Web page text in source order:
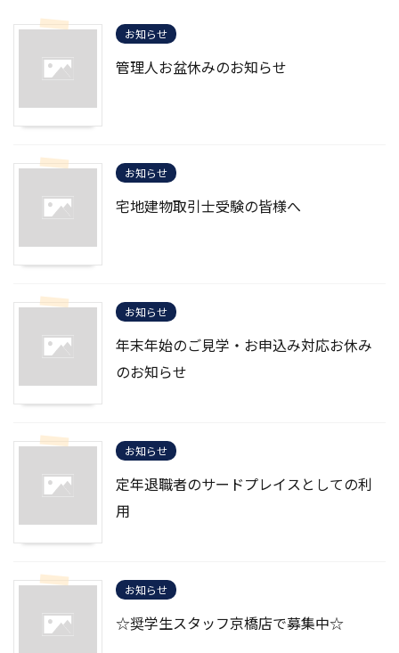
お知らせ
管理人お盆休みのお知らせ
お知らせ
宅地建物取引士受験の皆様へ
お知らせ
年末年始のご見学・お申込み対応お休み
のお知らせ
お知らせ
定年退職者のサードプレイスとしての利
用
お知らせ
☆奨学生スタッフ京橋店で募集中☆